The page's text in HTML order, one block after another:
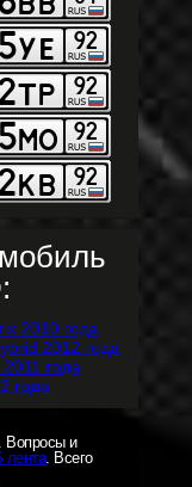
Вопросы и
лента. Всего